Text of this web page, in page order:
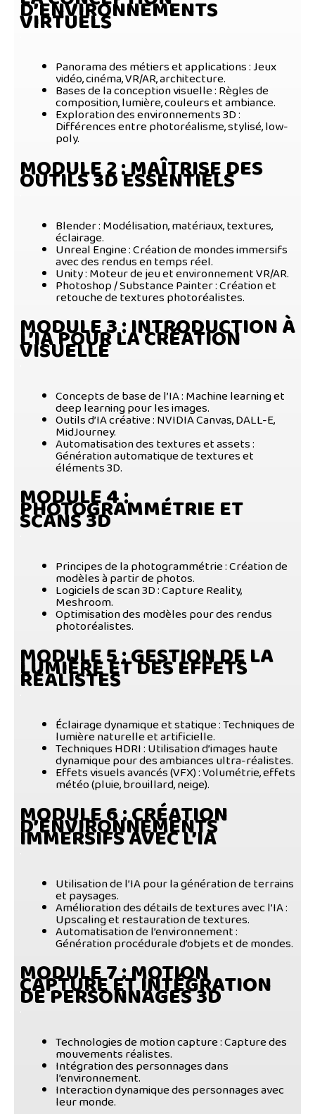
D’ENVIRONNEMENTS
VIRTUELS
Panorama des métiers et applications: Jeux
vidéo, cinéma, VR/AR, architecture.
Bases de la conception visuelle: Règles de
composition, lumière, couleurs et ambiance.
Exploration des environnements 3D:
Différences entre photoréalisme, stylisé, low-
poly.
MODULE 2: MAÎTRISE DES
OUTILS 3D ESSENTIELS
Blender: Modélisation, matériaux, textures,
éclairage.
Unreal Engine: Création de mondes immersifs
avec des rendus en temps réel.
Unity: Moteur de jeu et environnement VR/AR.
Photoshop / Substance Painter: Création et
retouche de textures photoréalistes.
MODULE 3: INTRODUCTION À
L’IA POUR LA CRÉATION
VISUELLE
Concepts de base de l’IA: Machine learning et
deep learning pour les images.
Outils d’IA créative: NVIDIA Canvas, DALL-E,
MidJourney.
Automatisation des textures et assets:
Génération automatique de textures et
éléments 3D.
MODULE 4:
PHOTOGRAMMÉTRIE ET
SCANS 3D
Principes de la photogrammétrie: Création de
modèles à partir de photos.
Logiciels de scan 3D: Capture Reality,
Meshroom.
Optimisation des modèles pour des rendus
photoréalistes.
MODULE 5: GESTION DE LA
LUMIÈRE ET DES EFFETS
RÉALISTES
.
Éclairage dynamique et statique: Techniques de
lumière naturelle et artificielle.
Techniques HDRI: Utilisation d’images haute
dynamique pour des ambiances ultra-réalistes.
Effets visuels avancés (VFX): Volumétrie, effets
météo (pluie, brouillard, neige).
MODULE 6: CRÉATION
D’ENVIRONNEMENTS
IMMERSIFS AVEC L’IA
Utilisation de l’IA pour la génération de terrains
et paysages.
Amélioration des détails de textures avec l’IA:
Upscaling et restauration de textures.
Automatisation de l’environnement:
Génération procédurale d’objets et de mondes.
MODULE 7: MOTION
CAPTURE ET INTÉGRATION
DE PERSONNAGES 3D
Technologies de motion capture: Capture des
mouvements réalistes.
Intégration des personnages dans
l’environnement.
Interaction dynamique des personnages avec
leur monde.